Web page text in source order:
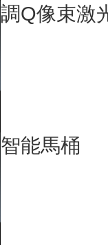
調Q像束激
智能馬桶